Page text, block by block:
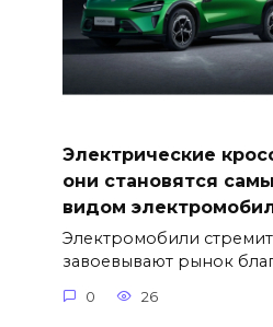
Электрические
они становятся
видом
Электромобили
завоевывают рынок
0 26